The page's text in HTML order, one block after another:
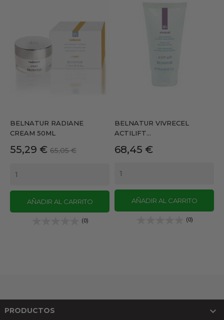
BELNATUR RADIANE
CREAM 50ML
Precio
55,29 € Precio
65,05 €
AÑADIR AL CARRITO
(0)
BELNATUR VIVRECEL
ACTILIFT...
Precio
68,45 €
AÑADIR AL CARRITO
(0)
PRODUCTOS 